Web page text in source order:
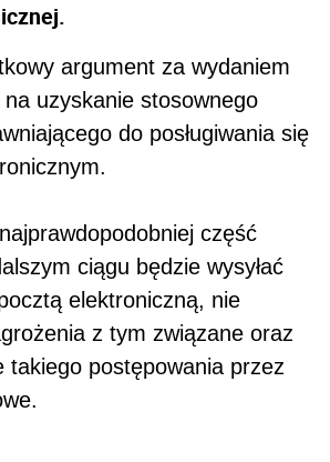
argument za wydaniem
na uzyskanie stosownego
do posługiwania się
część
ciągu będzie wysyłać
elektroniczną, nie
z tym związane oraz
takiego postępowania przez